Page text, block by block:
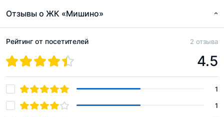
Отзывы о ЖК «Мишино»
Рейтинг от посетителей 2 отзыва
4.5
1
1